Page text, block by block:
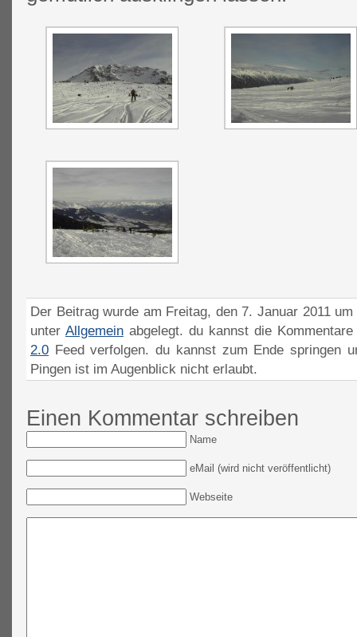
Der Beitrag wurde am Freitag, den 7. Januar 2011
unter Allgemein abgelegt. du kannst die
2.0 Feed verfolgen. du kannst zum Ende springen
Pingen ist im Augenblick nicht erlaubt.
Einen Kommentar schreiben
Name
eMail (wird nicht veröffentlicht)
Webseite